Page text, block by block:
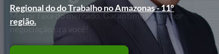
Regional do do Trabalho no Amazonas - 11º
região.